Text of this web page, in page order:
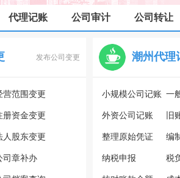
代理记账 公司审计 公司转让
发布公司变更
营范围变更
册资金变更
人股东变更
司章补办
潮州代理
小规模公司记账 一
外资公司记账 旧
整理原始凭证 编
纳税申报 税